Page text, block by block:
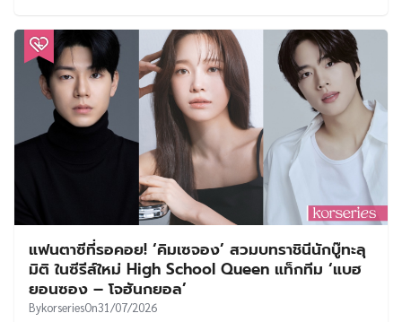
แฟนตาซีที่รอคอย! ‘คิมเซจอง’ สวมบทราชินีนักบู๊ทะลุ
มิติ ในซีรีส์ใหม่ High School Queen แท็กทีม ‘แบฮ
ยอนซอง – โจฮันกยอล’
BykorseriesOn31/07/2026